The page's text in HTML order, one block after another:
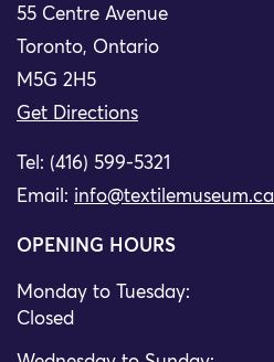
55 Centre Avenue
Toronto, Ontario
M5G 2H5
Get Directions
Tel: (416) 599-5321
Email: info@textilemuseum.ca
OPENING HOURS
Monday to Tuesday:
Closed